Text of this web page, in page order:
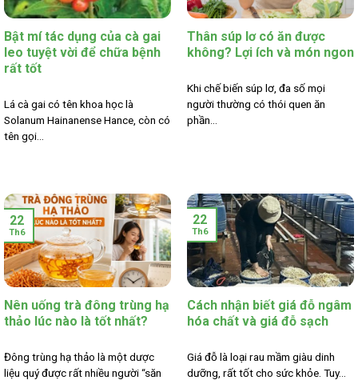
Bật mí tác dụng của cà gai
leo tuyệt vời để chữa bệnh
rất tốt
Lá cà gai có tên khoa học là
Solanum Hainanense Hance, còn có
tên gọi...
Thân súp lơ có ăn được
không? Lợi ích và món ngon
Khi chế biến súp lơ, đa số mọi
người thường có thói quen ăn
phần...
Nên uống trà đông trùng hạ
thảo lúc nào là tốt nhất?
Đông trùng hạ thảo là một dược
liệu quý được rất nhiều người “săn
22
Th6
Cách nhận biết giá đỗ ngâm
hóa chất và giá đỗ sạch
Giá đỗ là loại rau mầm giàu dinh
dưỡng, rất tốt cho sức khỏe. Tuy...
22
Th6